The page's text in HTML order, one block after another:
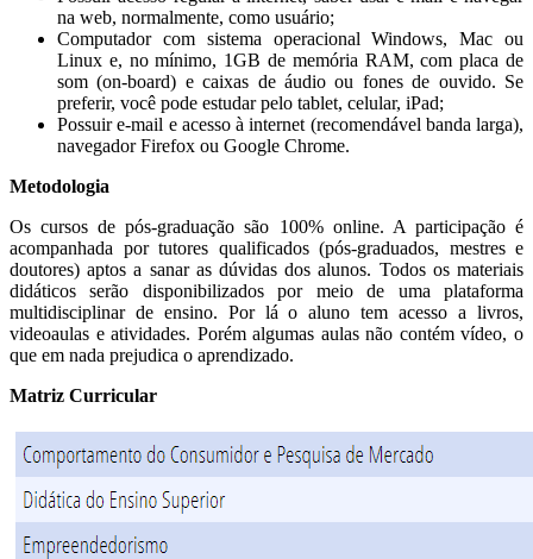
na web, normalmente, como usuário;
Computador com sistema operacional Windows, Mac ou
Linux e, no mínimo, 1GB de memória RAM, com placa de
som (on-board) e caixas de áudio ou fones de ouvido. Se
preferir, você pode estudar pelo tablet, celular, iPad;
Possuir e-mail e acesso à internet (recomendável banda larga),
navegador Firefox ou Google Chrome.
Metodologia
Os cursos de pós-graduação são 100% online. A participação é
acompanhada por tutores qualificados (pós-graduados, mestres e
doutores) aptos a sanar as dúvidas dos alunos. Todos os materiais
didáticos serão disponibilizados por meio de uma plataforma
multidisciplinar de ensino. Por lá o aluno tem acesso a livros,
videoaulas e atividades. Porém algumas aulas não contém vídeo, o
que em nada prejudica o aprendizado.
Matriz Curricular